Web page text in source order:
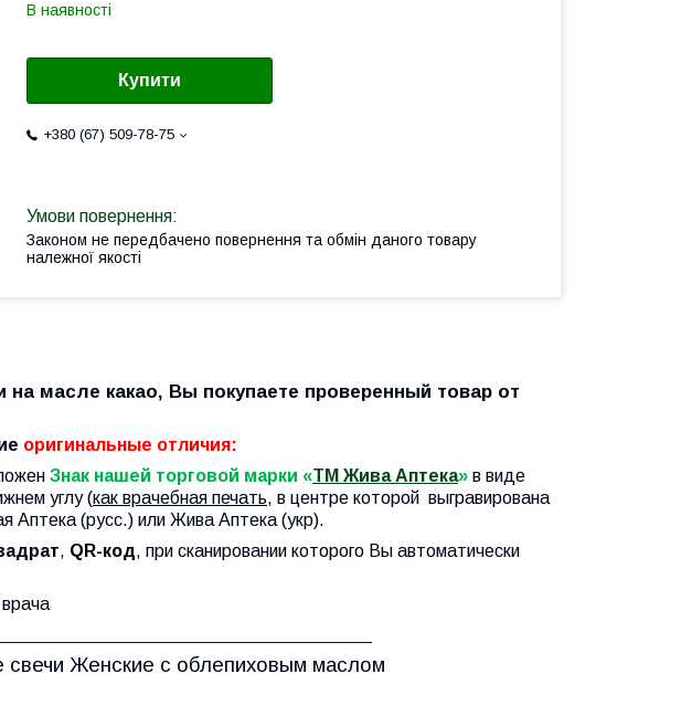
В наявності
Купити
+380 (67) 509-78-75
Законом не передбачено повернення та обмін даного товару
належної якості
на масле какао, Вы покупаете проверенный товар от
оригинальные отличия:
Знак нашей торговой марки «ТМ Жива Аптека» в виде
углу (как врачебная печать, в центре которой выгравирована
Аптека (русс.) или Жива Аптека (укр).
, QR-код, при сканировании которого Вы автоматически
свечи Женские с облепиховым маслом